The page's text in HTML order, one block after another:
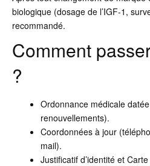
biologique (dosage de l’IGF-1,
recommandé.
Comment
?
Ordonnance médicale
renouvellements).
Coordonnées à jour
mail).
Justificatif d’identité et